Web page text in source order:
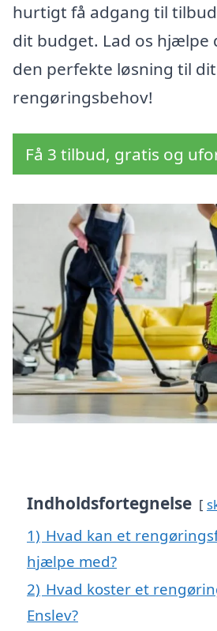
hurtigt få adgang til
dit budget. Lad os hjælpe
den perfekte løsning til dit
rengøringsbehov!
Få 3 tilbud, gratis og
Indholdsfortegnelse
1) Hvad kan et
hjælpe med?
2) Hvad koster et
Enslev?